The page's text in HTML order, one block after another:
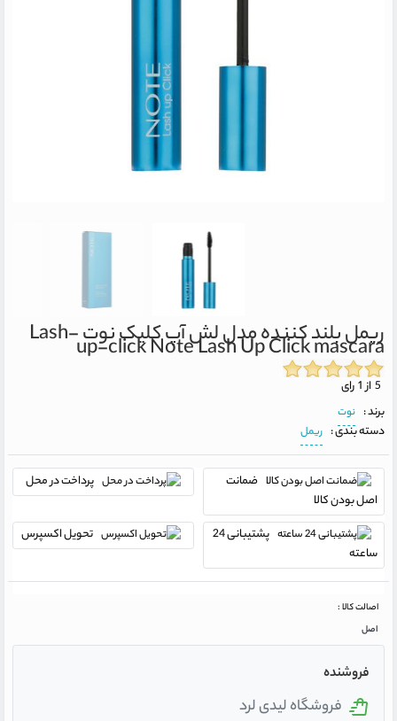
ریمل بلند کننده مدل لش آپ کلیک نوت Lash-up-clickNote Lash Up Click mascara
برند : نوت
دسته بندی : ریمل
ضمانت
اصل بودن کالا
پرداخت در محل
پشتیبانی 24
ساعته
تحویل اکسپرس
اصالت کالا :
اصل
فروشنده
فروشگاه لیدی لرد